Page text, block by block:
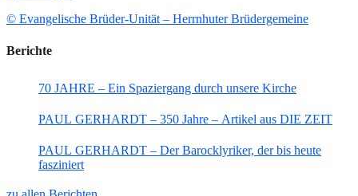
© Evangelische Brüder-Unität – Herrnhuter Brüdergemeine
Berichte
70 JAHRE – Ein Spaziergang durch unsere Kirche
PAUL GERHARDT – 350 Jahre – Artikel aus DIE ZEIT
PAUL GERHARDT – Der Barocklyriker, der bis heute
fasziniert